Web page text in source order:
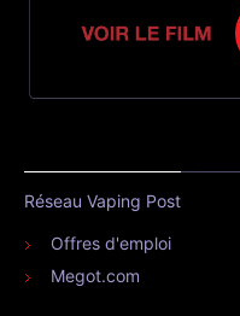
Réseau Vaping Post
Offres d'emploi
Megot.com